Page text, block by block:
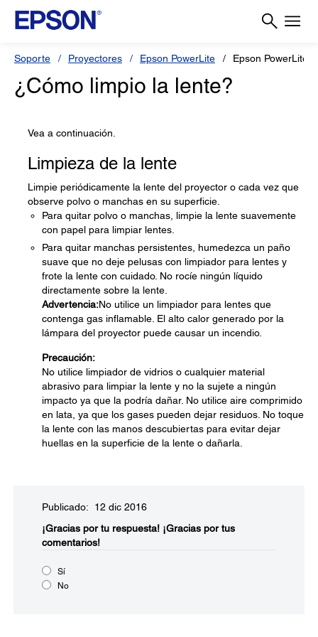
Soporte Proyectores Epson PowerLite Epson PowerLite
¿Cómo limpio la lente?
Vea a continuación.
Limpieza de la lente
Limpie periódicamente la lente del proyector o cada vez que
observe polvo o manchas en su superficie.
Para quitar polvo o manchas, limpie la lente suavemente
con papel para limpiar lentes.
Para quitar manchas persistentes, humedezca un paño
suave que no deje pelusas con limpiador para lentes y
frote la lente con cuidado. No rocíe ningún líquido
directamente sobre la lente.
Advertencia:No utilice un limpiador para lentes que
contenga gas inflamable. El alto calor generado por la
lámpara del proyector puede causar un incendio.
Precaución:
No utilice limpiador de vidrios o cualquier material
abrasivo para limpiar la lente y no la sujete a ningún
impacto ya que la podría dañar. No utilice aire comprimido
en lata, ya que los gases pueden dejar residuos. No toque
la lente con las manos descubiertas para evitar dejar
huellas en la superficie de la lente o dañarla.
Publicado: 12 dic 2016
¡Gracias por tu respuesta! ¡Gracias por tus
comentarios!
Sí
No